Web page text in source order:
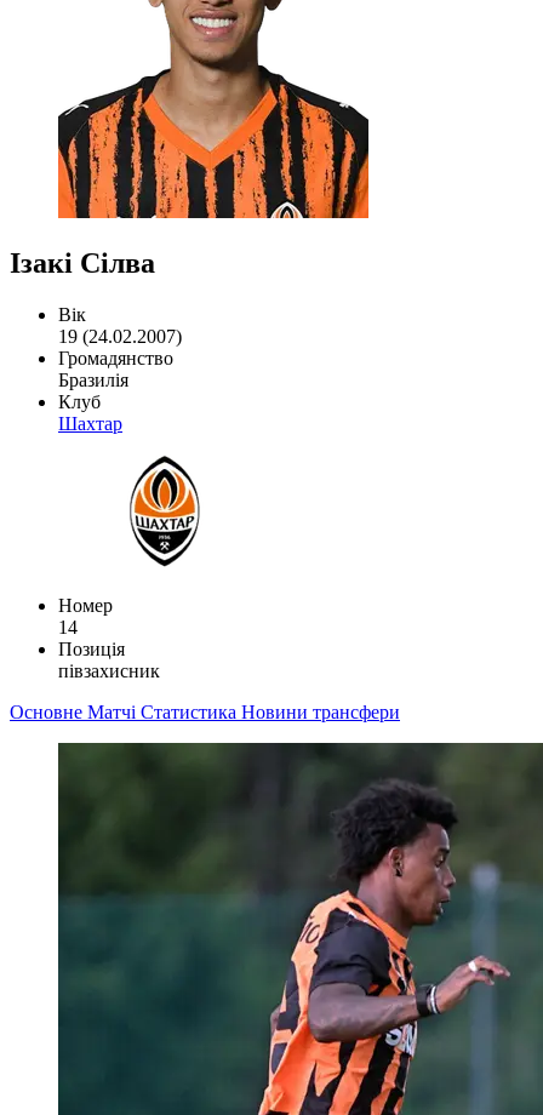
Ізакі Сілва
Вік
19 (24.02.2007)
Громадянство
Бразилія
Клуб
Шахтар
Номер
14
Позиція
півзахисник
Основне Матчі Статистика Новини трансфери